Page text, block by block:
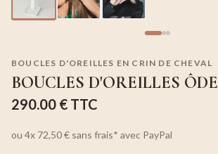
BOUCLES D'OREILLES EN CRIN DE CHEVAL
BOUCLES D'OREILLES ÔDE
290.00 € TTC
ou 4x 72,50 € sans frais* avec PayPal